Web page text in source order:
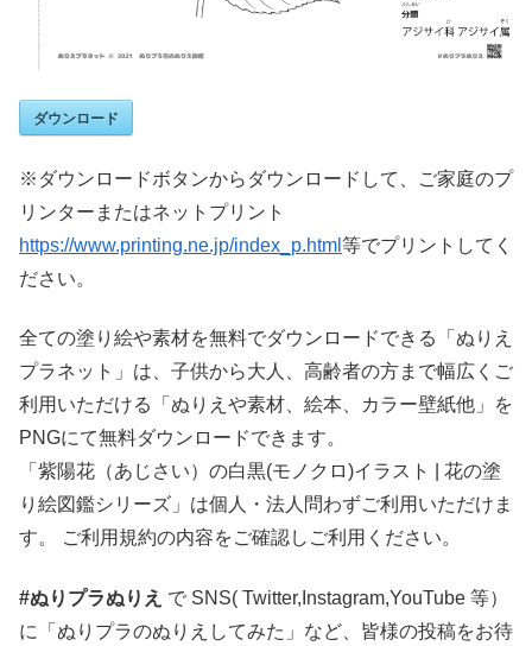
ダウンロード
※ダウンロードボタンからダウンロードして、ご家庭のプ
リンターまたはネットプリント
https://www.printing.ne.jp/index_p.html 等でプリントしてく
ださい。
全ての塗り絵や素材を無料でダウンロードできる「ぬりえ
プラネット」は、子供から大人、高齢者の方まで幅広くご
利用いただける「ぬりえや素材、絵本、カラー壁紙他」を
PNGにて無料ダウンロードできます。
「紫陽花（あじさい）の白黒(モノクロ)イラスト | 花の塗
り絵図鑑シリーズ」は個人・法人問わずご利用いただけま
す。 ご利用規約の内容をご確認しご利用ください。
#ぬりプラぬりえ で SNS( Twitter,Instagram,YouTube 等）
に「ぬりプラのぬりえしてみた」など、皆様の投稿をお待